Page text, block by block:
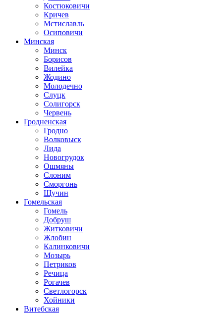
Костюковичи
Кричев
Мстиславль
Осиповичи
Минская
Минск
Борисов
Вилейка
Жодино
Молодечно
Слуцк
Солигорск
Червень
Гродненская
Гродно
Волковыск
Лида
Новогрудок
Ошмяны
Слоним
Сморгонь
Щучин
Гомельская
Гомель
Добруш
Житковичи
Жлобин
Калинковичи
Мозырь
Петриков
Речица
Рогачев
Светлогорск
Хойники
Витебская